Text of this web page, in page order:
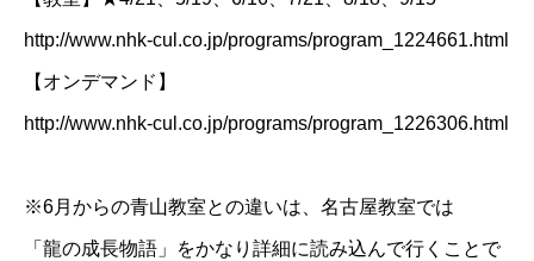
http://www.nhk-cul.co.jp/programs/program_1224661.html
【オンデマンド】
http://www.nhk-cul.co.jp/programs/program_1226306.html
※6月からの青山教室との違いは、名古屋教室では
「龍の成長物語」をかなり詳細に読み込んで行くことで